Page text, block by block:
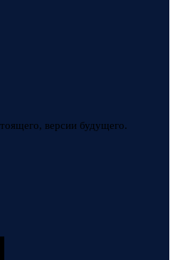
версии будущего.